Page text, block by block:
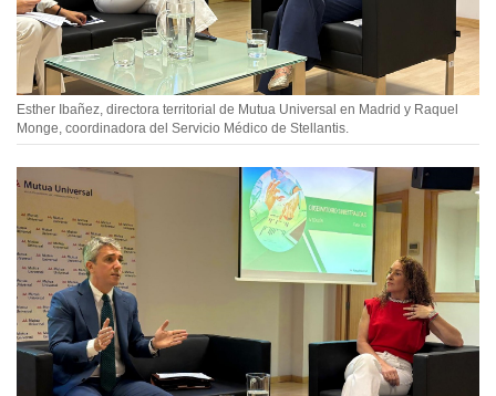
Esther Ibañez, directora territorial de Mutua Universal en Madrid y Raquel
Monge, coordinadora del Servicio Médico de Stellantis.